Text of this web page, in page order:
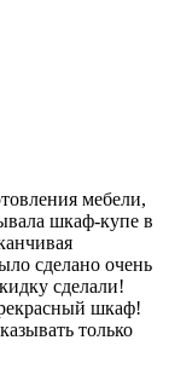
мебели,
шкаф-купе в
сделано очень
сделали!
шкаф!
только